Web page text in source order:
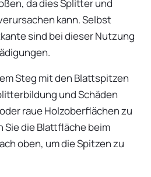
da dies Splitter und
kann. Selbst
sind bei dieser Nutzung
Steg mit den Blattspitzen
und Schäden
raue Holzoberflächen zu
Sie die Blattfläche beim
oben, um die Spitzen zu